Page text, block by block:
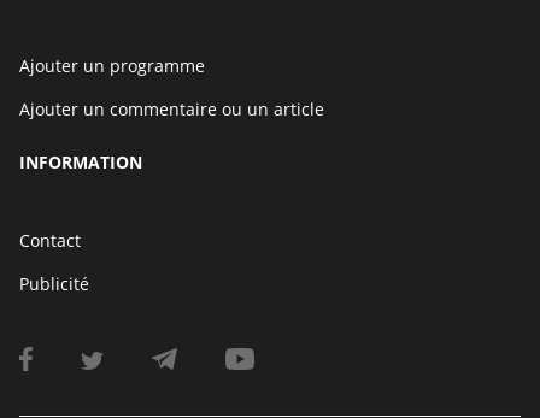
Ajouter un programme
Ajouter un commentaire ou un article
INFORMATION
Contact
Publicité